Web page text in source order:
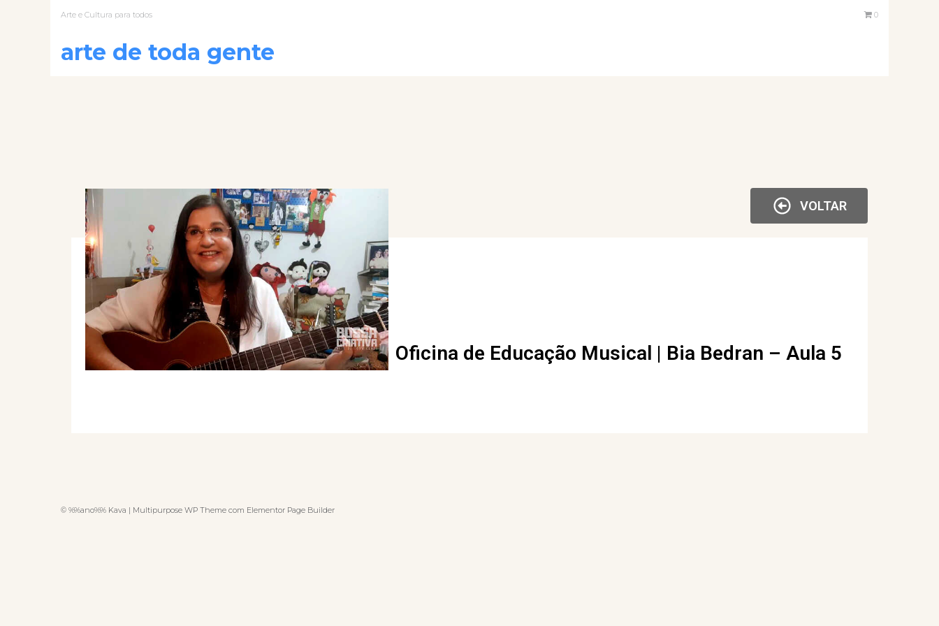
Arte e Cultura para todos 0
arte de toda gente
VOLTAR
Oficina de Educação Musical | Bia Bedran – Aula 5
© %%ano%% Kava | Multipurpose WP Theme com Elementor Page Builder